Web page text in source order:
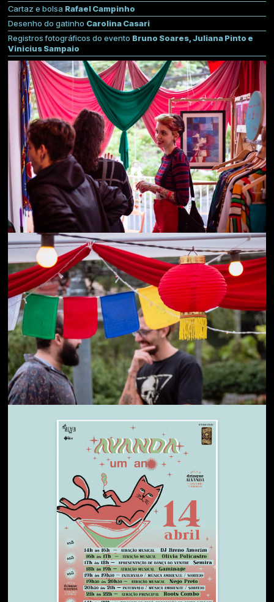
Cartaz e bolsa Rafael Campinho
Desenho do gatinho Carolina Casari
Registros fotográficos do evento Bruno Soares, Juliana Pinto e
Vinicius Sampaio